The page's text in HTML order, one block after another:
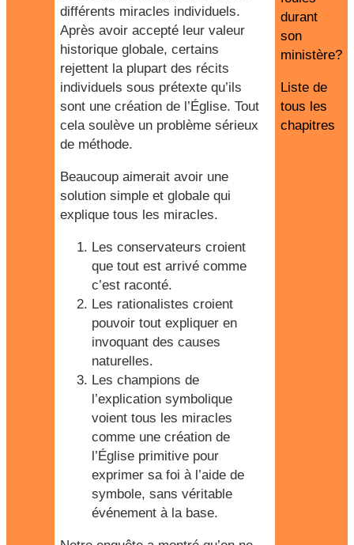
différents miracles individuels.
Après avoir accepté leur valeur
historique globale, certains
rejettent la plupart des récits
individuels sous prétexte qu’ils
sont une création de l’Église. Tout
cela soulève un problème sérieux
de méthode.
Beaucoup aimerait avoir une
solution simple et globale qui
explique tous les miracles.
Les conservateurs croient
que tout est arrivé comme
c’est raconté.
Les rationalistes croient
pouvoir tout expliquer en
invoquant des causes
naturelles.
Les champions de
l’explication symbolique
voient tous les miracles
comme une création de
l’Église primitive pour
exprimer sa foi à l’aide de
symbole, sans véritable
événement à la base.
durant
son
ministère?
Liste de
tous les
chapitres